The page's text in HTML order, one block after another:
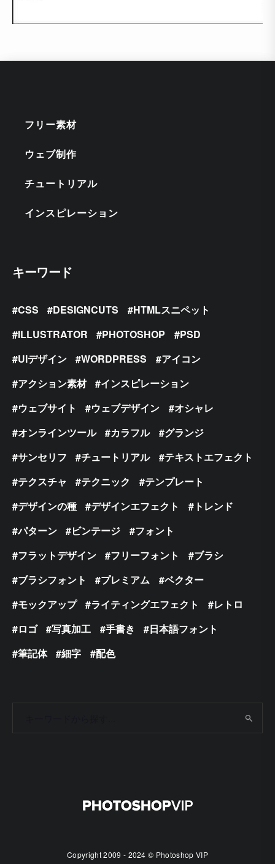
フリー素材
ウェブ制作
チュートリアル
インスピレーション
キーワード
CSS DESIGNCUTS
HTMLスニペット
ILLUSTRATOR
PHOTOSHOP
PSD
UIデザイン
WORDPRESS
アイコン
アクション素材
インスピレーション
ウェブサイト
ウェブデザイン
オシャレ
オンラインツール
カラフル
グランジ
サンセリフ
チュートリアル
テキストエフェクト
テクスチャ
テクニック
テンプレート
デザインの種
デザインエフェクト
トレンド
パターン
ビンテージ
フォント
フラットデザイン
フリーフォント
ブラシ
ブラシフォント
プレミアム
ベクター
モックアップ
ライティングエフェクト
レトロ
ロゴ
写真加工 手書き
日本語フォント
筆記体
細字 配色
Copyright 2009 - 2024 © Photoshop VIP